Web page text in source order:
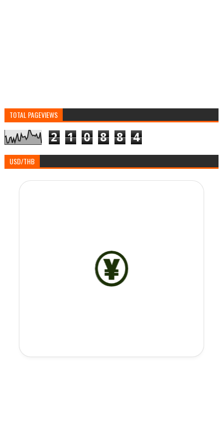
TOTAL PAGEVIEWS
2 1 0 8 8 4
USD/THB